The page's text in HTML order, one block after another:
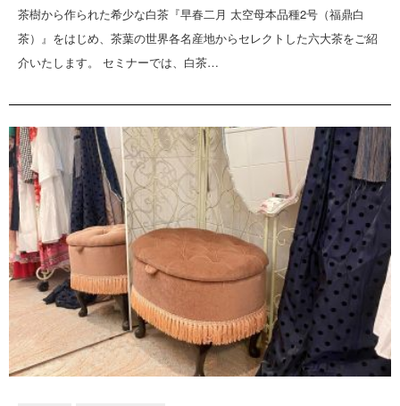
茶樹から作られた希少な白茶『早春二月 太空母本品種2号（福鼎白
茶）』をはじめ、茶葉の世界各名産地からセレクトした六大茶をご紹
介いたします。 セミナーでは、白茶…